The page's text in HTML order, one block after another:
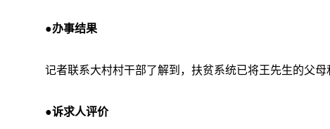
●办事结果
记者联系大村村干部了解到，扶贫系统已将王先生的父
●诉求人评价